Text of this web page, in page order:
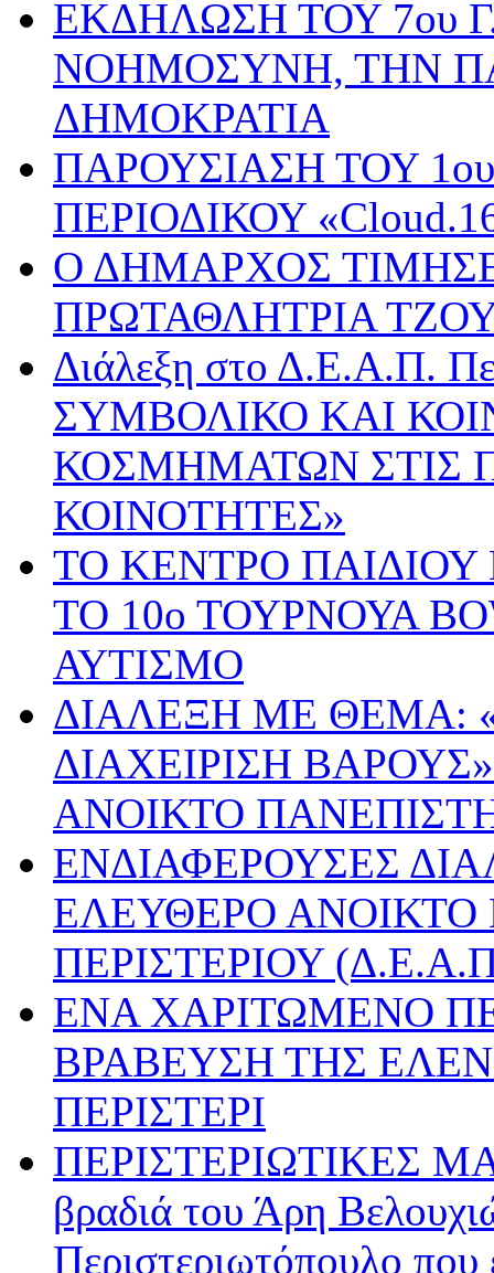
ΕΚΔΗΛΩΣΗ ΤΟΥ 7ου
ΝΟΗΜΟΣΥΝΗ, ΤΗΝ
ΔΗΜΟΚΡΑΤΙΑ
ΠΑΡΟΥΣΙΑΣΗ ΤΟΥ
ΠΕΡΙΟΔΙΚΟΥ
Ο ΔΗΜΑΡΧΟΣ
ΠΡΩΤΑΘΛΗΤΡΙΑ
Διάλεξη στο Δ.Ε.Α.Π.
ΣΥΜΒΟΛΙΚΟ ΚΑΙ
ΚΟΣΜΗΜΑΤΩΝ ΣΤΙΣ
ΚΟΙΝΟΤΗΤΕΣ»
ΤΟ ΚΕΝΤΡΟ
ΤΟ 10ο ΤΟΥΡΝΟΥΑ
ΑΥΤΙΣΜΟ
ΔΙΑΛΕΞΗ ΜΕ ΘΕΜΑ:
ΔΙΑΧΕΙΡΙΣΗ
ΑΝΟΙΚΤΟ
ΕΝΔΙΑΦΕΡΟΥΣΕΣ
ΕΛΕΥΘΕΡΟ
ΠΕΡΙΣΤΕΡΙΟΥ
ΕΝΑ ΧΑΡΙΤΩΜΕΝΟ
ΒΡΑΒΕΥΣΗ ΤΗΣ
ΠΕΡΙΣΤΕΡΙ
ΠΕΡΙΣΤΕΡΙΩΤΙΚΕΣ
βραδιά του Άρη
Περιστεριωτόπουλο που